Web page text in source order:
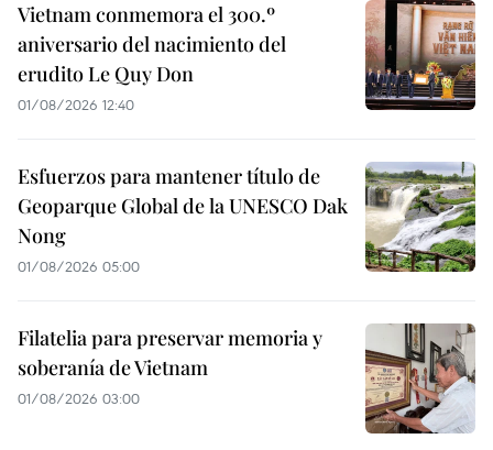
Vietnam conmemora el 300.º
aniversario del nacimiento del
erudito Le Quy Don
01/08/2026 12:40
Esfuerzos para mantener título de
Geoparque Global de la UNESCO Dak
Nong
01/08/2026 05:00
Filatelia para preservar memoria y
soberanía de Vietnam
01/08/2026 03:00